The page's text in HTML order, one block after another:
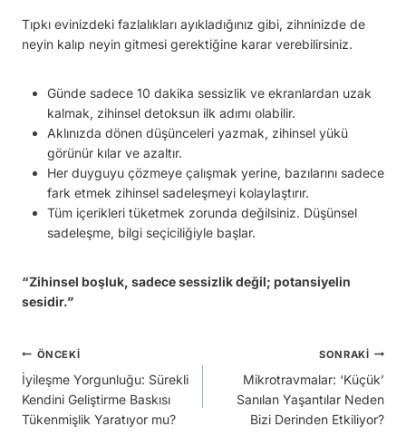
Tıpkı evinizdeki fazlalıkları ayıkladığınız gibi, zihninizde de
neyin kalıp neyin gitmesi gerektiğine karar verebilirsiniz.
Günde sadece 10 dakika sessizlik ve ekranlardan uzak
kalmak, zihinsel detoksun ilk adımı olabilir.
Aklınızda dönen düşünceleri yazmak, zihinsel yükü
görünür kılar ve azaltır.
Her duyguyu çözmeye çalışmak yerine, bazılarını sadece
fark etmek zihinsel sadeleşmeyi kolaylaştırır.
Tüm içerikleri tüketmek zorunda değilsiniz. Düşünsel
sadeleşme, bilgi seçiciliğiyle başlar.
“Zihinsel boşluk, sadece sessizlik değil; potansiyelin
sesidir.”
Yazı
gezinmesi
ÖNCEKI
İyileşme Yorgunluğu: Sürekli
Kendini Geliştirme Baskısı
Tükenmişlik Yaratıyor mu?
SONRAKI
Mikrotravmalar: ‘Küçük’
Sanılan Yaşantılar Neden
Bizi Derinden Etkiliyor?